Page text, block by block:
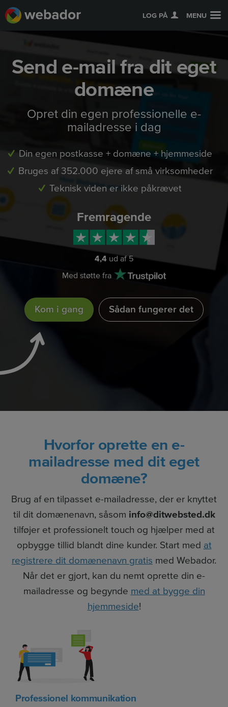
LOG PÅ MENU
Send e-mail fra dit eget
domæne
Opret din egen professionelle e-
mailadresse i dag
Din egen postkasse + domæne + hjemmeside
Bruges af 352.000 ejere af små virksomheder
Teknisk viden er ikke påkrævet
Fremragende
4,4 ud af 5
Med støtte fra
Kom i gang Sådan fungerer det
Hvorfor oprette en e-
mailadresse med dit eget
domæne?
Brug af en tilpasset e-mailadresse, der er knyttet
til dit domænenavn, såsom info@ditwebsted.dk
tilføjer et professionelt touch og hjælper med at
opbygge tillid blandt dine kunder. Start med at
registrere dit domænenavn gratis med Webador.
Når det er gjort, kan du nemt oprette din e-
mailadresse og begynde med at bygge din
hjemmeside!
Professionel kommunikation